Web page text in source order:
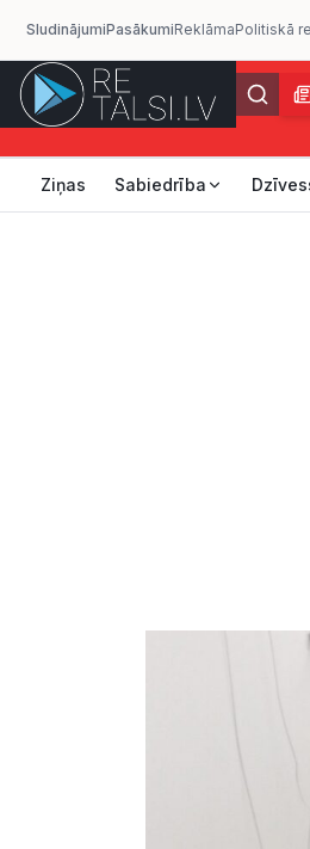
SludinājumiPasākumiReklāmaPolitiskā
Ziņas Sabiedrība